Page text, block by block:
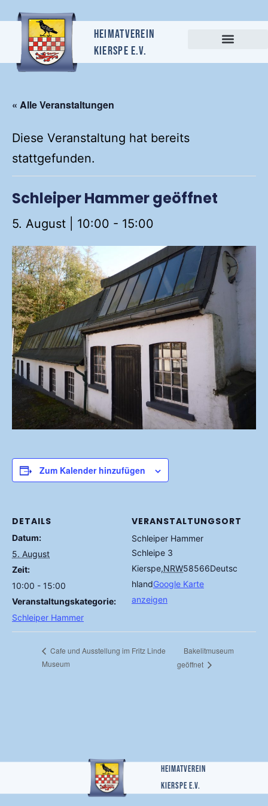
Heimatverein
Kierspe e.v.
« Alle Veranstaltungen
Diese Veranstaltung hat bereits
stattgefunden.
Schleiper Hammer geöffnet
5. August | 10:00 - 15:00
Zum Kalender hinzufügen
DETAILS
Datum:
5. August
Zeit:
10:00 - 15:00
Veranstaltungskategorie:
Schleiper Hammer
VERANSTALTUNGSORT
Schleiper Hammer
Schleipe 3
Kierspe,NRW58566Deutsc
hlandGoogle Karte
anzeigen
Cafe und Ausstellung im Fritz Linde
Museum
Bakelitmuseum
geöffnet
Heimatverein
Kierspe e.v.